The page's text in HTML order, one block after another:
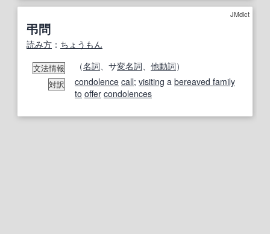
JMdict
弔問
読み方 ： ちょうもん
文法情報 （名詞、サ変名詞、 他動詞）
対訳 condolence call; visiting a bereaved family
to offer condolences